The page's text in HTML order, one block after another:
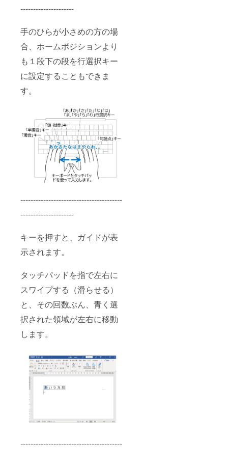
---------------------
手のひらが小さめの方の場
合、ホームポジションより
も１段下の段を行選択キー
に設定することもできま
す。
----------------------------------------
---------------------
キーを押すと、ガイドが表
示されます。
タッチパッドを指で左右に
スワイプする（滑らせる）
と、その回数ぶん、青く選
択された領域が左右に移動
します。
----------------------------------------